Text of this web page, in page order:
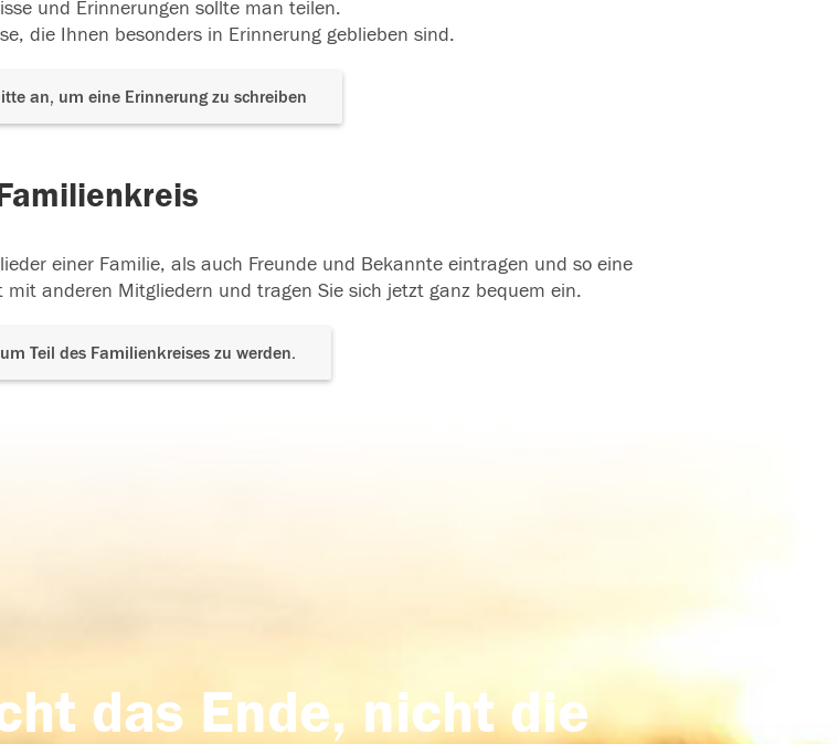
und Erinnerungen sollte man teilen.
die Ihnen besonders in Erinnerung geblieben sind.
an, um eine Erinnerung zu schreiben
einer Familie, als auch Freunde und Bekannte eintragen und so eine
anderen Mitgliedern und tragen Sie sich jetzt ganz bequem ein.
Teil des Familienkreises zu werden.
das Ende, nicht die